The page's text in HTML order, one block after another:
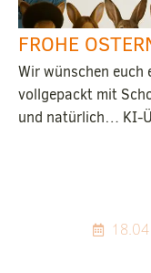
FROHE
Wir wünschen euch
vollgepackt mit
und natürlich… KI-